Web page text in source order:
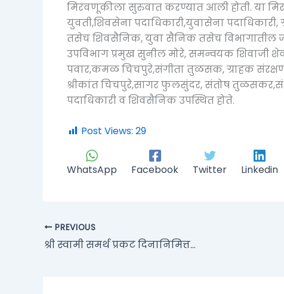
मिरवणूकीला सुरुवात करण्यात आली होती. या
युवती,शिवसेना पदाधिकारी,युवासेना
तसेच शिवसैनिक, युवा सैनिक तसेच विभागातील
उपविभाग प्रमुख सुनील मोरे, समन्वयक शिवाजी
पवार,कमळ चिचपुरे,संगीता तुळसक, ग्राहक
श्रीकांत चिचपुरे,सागर फुलसुंदर, संतोष
पदाधिकारी व शिवसैनिक उपस्थित होते.
Post Views: 29
WhatsApp Facebook Twitter Linkedin
PREVIOUS
श्री स्वामी समर्थ प्रकट दिनानिमित्त…